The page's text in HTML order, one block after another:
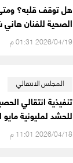
هل توقف قلبه؟
الصحية للفنان هاني
2026/04/19 01:31 م
المجلس الانتقالي
تنفيذية انتقالي
للحشد لمليونية مايو
2026/04/18 11:01 م